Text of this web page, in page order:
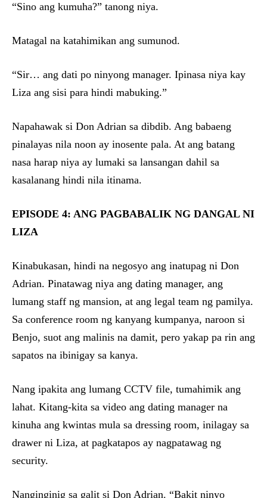
“Sino ang kumuha?” tanong niya.
Matagal na katahimikan ang sumunod.
“Sir… ang dati po ninyong manager. Ipinasa niya kay
Liza ang sisi para hindi mabuking.”
Napahawak si Don Adrian sa dibdib. Ang babaeng
pinalayas nila noon ay inosente pala. At ang batang
nasa harap niya ay lumaki sa lansangan dahil sa
kasalanang hindi nila itinama.
EPISODE 4: ANG PAGBABALIK NG DANGAL NI
LIZA
Kinabukasan, hindi na negosyo ang inatupag ni Don
Adrian. Pinatawag niya ang dating manager, ang
lumang staff ng mansion, at ang legal team ng pamilya.
Sa conference room ng kanyang kumpanya, naroon si
Benjo, suot ang malinis na damit, pero yakap pa rin ang
sapatos na ibinigay sa kanya.
Nang ipakita ang lumang CCTV file, tumahimik ang
lahat. Kitang-kita sa video ang dating manager na
kinuha ang kwintas mula sa dressing room, inilagay sa
drawer ni Liza, at pagkatapos ay nagpatawag ng
security.
Nanginginig sa galit si Don Adrian. “Bakit ninyo